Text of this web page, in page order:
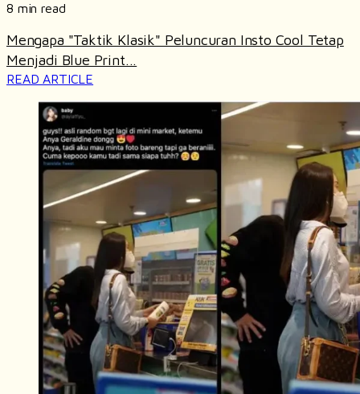
8 min read
Mengapa "Taktik Klasik" Peluncuran Insto Cool Tetap
Menjadi Blue Print...
READ ARTICLE